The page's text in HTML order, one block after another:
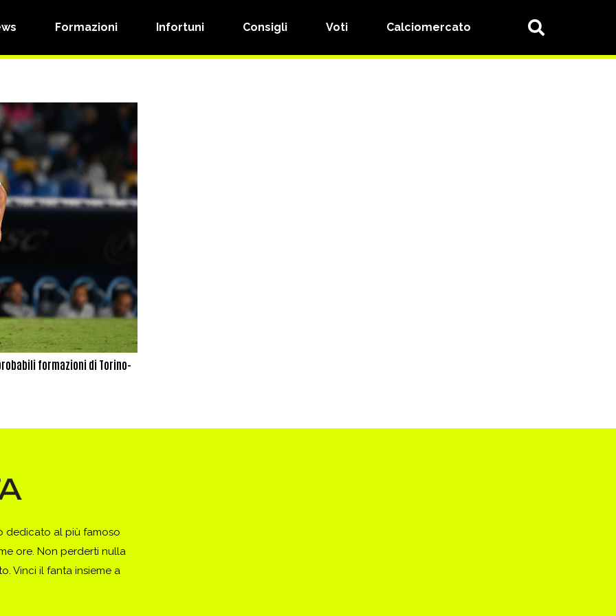
Formazioni Infortuni Consigli Voti Calciomercato
formazioni di Torino-
dedicato al più famoso
ore. Non perderti nulla
Vinci il fanta insieme a